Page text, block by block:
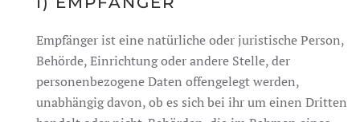
Empfänger ist eine natürliche oder juristische Person,
Behörde, Einrichtung oder andere Stelle, der
personenbezogene Daten offengelegt werden,
unabhängig davon, ob es sich bei ihr um einen Dritten